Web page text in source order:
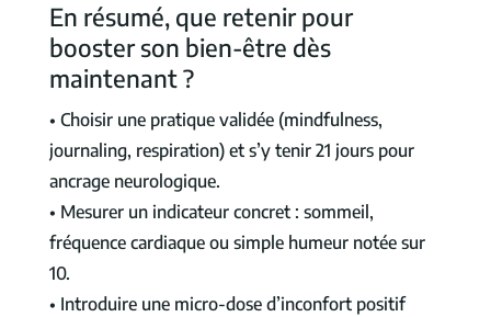
En résumé, que retenir pour
booster son bien-être dès
maintenant ?
• Choisir une pratique validée (mindfulness,
journaling, respiration) et s’y tenir 21 jours pour
ancrage neurologique.
• Mesurer un indicateur concret : sommeil,
fréquence cardiaque ou simple humeur notée sur
10.
• Introduire une micro-dose d’inconfort positif